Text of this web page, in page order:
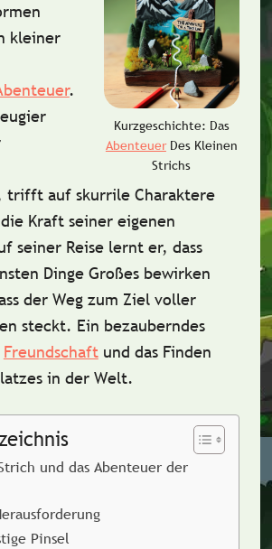
Kurzgeschichte: Das
AbenteuerDes Kleinen
Strichs
kleiner
.
trifft auf skurrile Charaktere
Kraft seiner eigenen
seiner Reise lernt er, dass
Dinge Großes bewirken
der Weg zum Ziel voller
steckt. Ein bezauberndes
Freundschaftund das Finden
in der Welt.
und das Abenteuer der
Pinsel